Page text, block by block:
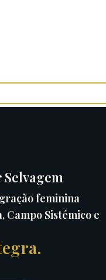
Selvagem
feminina
Campo Sistémico e